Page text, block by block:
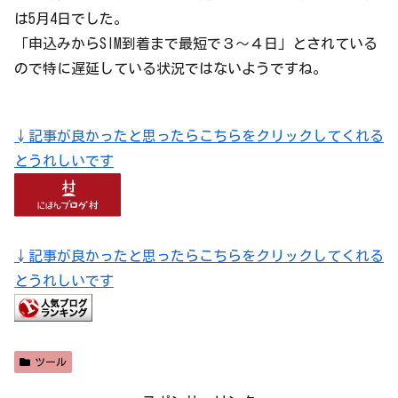
は5月4日でした。
「申込みからSIM到着まで最短で３〜４日」とされている
ので特に遅延している状況ではないようですね。
↓記事が良かったと思ったらこちらをクリックしてくれる
とうれしいです
↓記事が良かったと思ったらこちらをクリックしてくれる
とうれしいです
ツール